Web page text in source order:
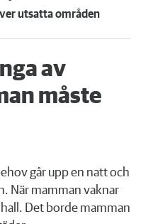
utsatta områden
av
måste
går upp en natt och
När mamman vaknar
Det borde mamman